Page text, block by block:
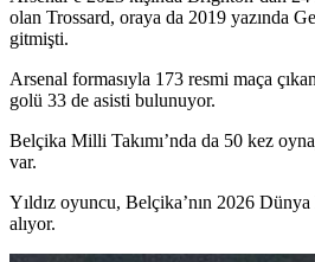
olan Trossard, oraya da 2019 yazında
gitmişti.
Arsenal formasıyla 173 resmi maça
golü 33 de asisti bulunuyor.
Belçika Milli Takımı’nda da 50 kez
var.
Yıldız oyuncu, Belçika’nın 2026
alıyor.